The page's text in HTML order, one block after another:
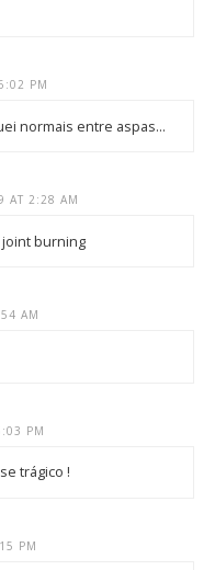
PM
normais entre aspas…
AT 2:28 AM
burning
AM
PM
trágico !
PM